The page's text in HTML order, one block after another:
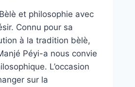
et philosophie avec
Connu pour sa
à la tradition bèlè,
Péyi-a nous convie
L’occasion
sur la